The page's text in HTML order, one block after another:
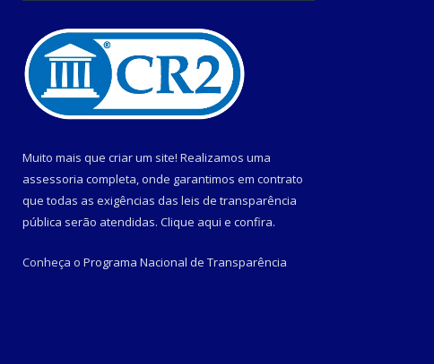
Muito mais que criar um site! Realizamos uma
assessoria completa, onde garantimos em contrato
que todas as exigências das leis de transparência
pública serão atendidas. Clique aqui e confira.
Conheça o Programa Nacional de Transparência